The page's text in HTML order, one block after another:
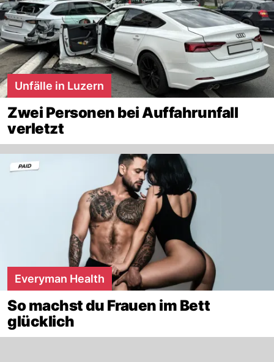
Unfälle in Luzern
Zwei Personen bei Auffahrunfall
verletzt
Everyman Health
So machst du Frauen im Bett
glücklich